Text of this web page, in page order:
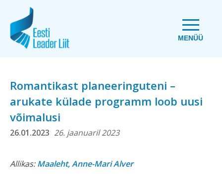
MENÜÜ
Romantikast planeeringuteni –
arukate külade programm loob uusi
võimalusi
26.01.2023 26. jaanuaril 2023
Allikas:Maaleht,Anne-Mari Alver